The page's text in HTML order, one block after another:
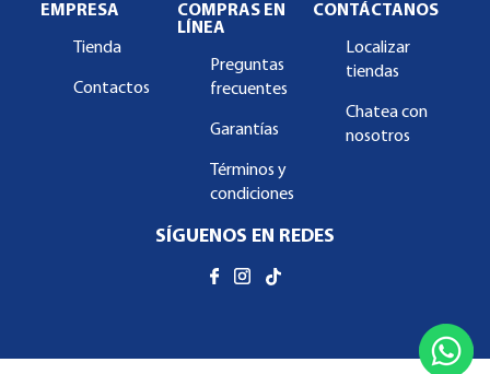
EMPRESA
Tienda
Contactos
COMPRAS EN
LÍNEA
Preguntas
frecuentes
Garantías
Términos y
condiciones
CONTÁCTANOS
Localizar
tiendas
Chatea con
nosotros
SÍGUENOS EN REDES